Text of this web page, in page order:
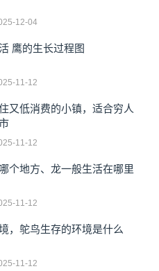
12-04
鹰的生长过程图
11-12
又低消费的小镇，适合穷人
11-12
个地方、龙一般生活在哪里
11-12
，鸵鸟生存的环境是什么
11-12